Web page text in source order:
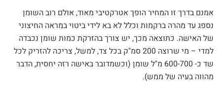
אמנם בדרך זו המחיר הופך אטרקטיבי מאוד, אולם רוב השומן
נספג עד מהרה ברקמות וכלל לא בא לידי ביטוי במראה החיצוני
של האישה. כתוצאה מכך, יש צורך בהזרקת כמות שומן נכבדה
למדי – מי שרוצה 200 סמ"ק בכל צד, למשל, צריכה להזריק לכל
שד כ- 600-700 מ"ל שומן (וכשמדובר באישה רזה יחסית, הדבר
מהווה בעיה של ממש).